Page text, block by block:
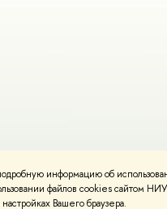
информацию об
файлов cookies сайтом
Вашего браузера.
конфиденциальности